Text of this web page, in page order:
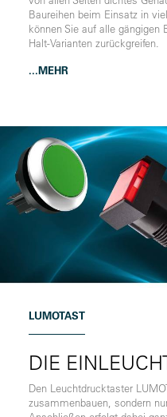
Baureihen beim Einsatz in
können Sie auf alle gängigen
Halt-Varianten zurückgreifen.
...MEHR
LUMOTAST
DIE
Den Leuchtdrucktaster
zusammenbauen, sondern